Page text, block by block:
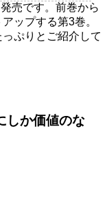
売です。前巻から
ップする第3巻。
ぷりとご紹介して
しか価値のな